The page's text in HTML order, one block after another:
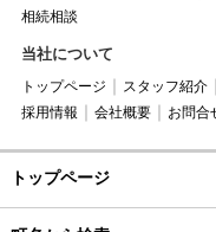
相続相談
当社について
トップページ スタッフ紹介
採用情報
会社概要 お問合
トップページ